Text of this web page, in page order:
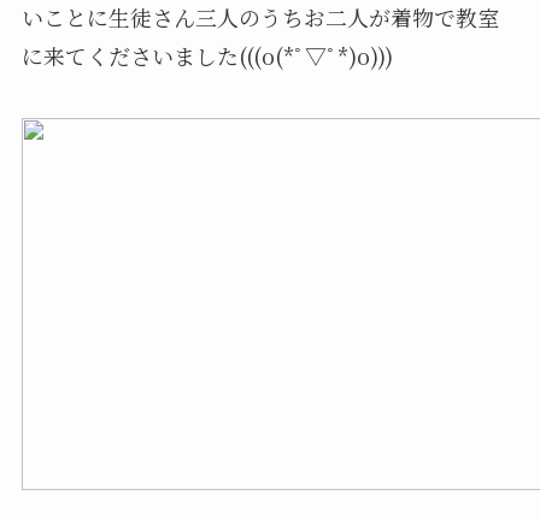
いことに生徒さん三人のうちお二人が着物で教室
に来てくださいました(((o(*ﾟ▽ﾟ*)o)))